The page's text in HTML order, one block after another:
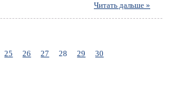
Читать дальше »
25 26 27 28 29 30